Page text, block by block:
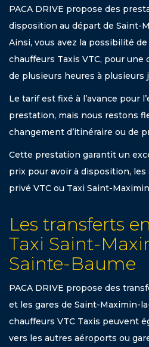
PACA DRIVE propose des
disposition au départ de Saint-
Ainsi, vous avez la possibilité
chauffeurs Taxis VTC, pour
de plusieurs heures à plusieurs
Le tarif est fixé à l’avance pour
prestation, mais nous restons
changement d’itinéraire ou de
Cette prestation garantit un
prix pour avoir à disposition, les
privé VTC ou Taxi Saint-
Les transferts
Taxi Saint-
Sainte-Baume
PACA DRIVE propose des
et les gares de Saint-Maximin-
chauffeurs VTC Taxis peuvent
vers les autres aéroports ou